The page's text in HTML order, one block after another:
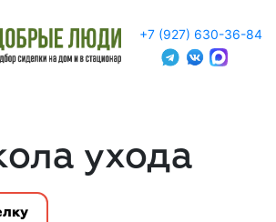
+7 (927) 630-36-84
ухода